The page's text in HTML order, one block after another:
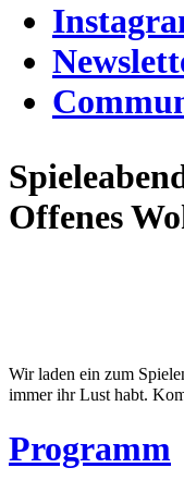
Offenes
Wir laden ein zum
immer ihr Lust habt.
Programm